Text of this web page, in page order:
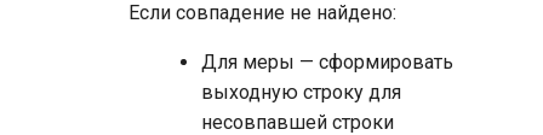
Если совпадение не найдено:
Для меры — сформировать
выходную строку для
несовпавшей строки